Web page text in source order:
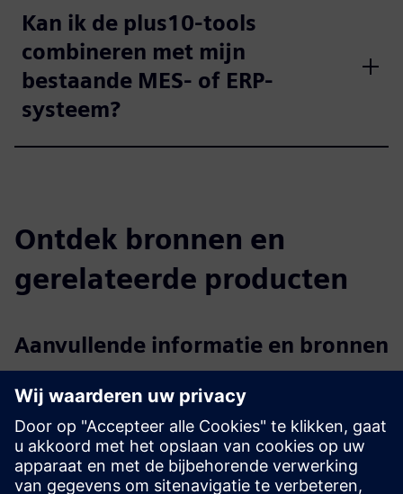
Kan ik de plus10-tools
combineren met mijn
bestaande MES- of ERP-
systeem?
Ontdek bronnen en
gerelateerde producten
Aanvullende informatie en bronnen
Shannon OnePager
prijsinformatie voor plus10
Plus10_IT_documentatie
Webinar: Snellere groei en slimmere bedrijfsvoering met
Shannon®